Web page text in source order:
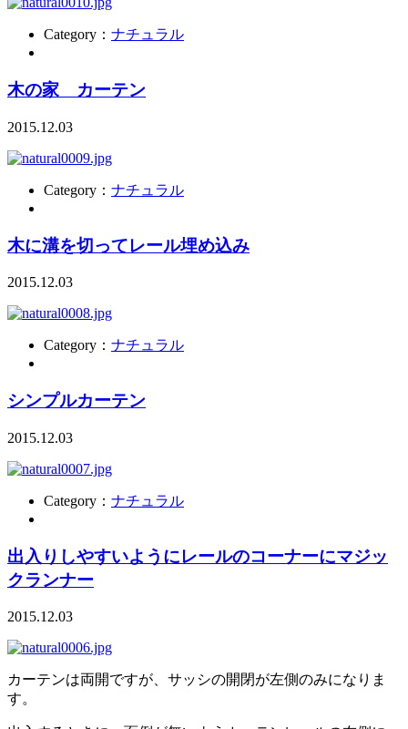
Category： ナチュラル
木の家 カーテン
2015.12.03
Category： ナチュラル
木に溝を切ってレール埋め込み
2015.12.03
Category： ナチュラル
シンプルカーテン
2015.12.03
Category： ナチュラル
出入りしやすいようにレールのコーナーにマジッ
クランナー
2015.12.03
カーテンは両開ですが、サッシの開閉が左側のみになりま
す。